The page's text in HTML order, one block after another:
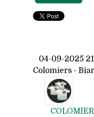
04-09-2025
Colomiers -